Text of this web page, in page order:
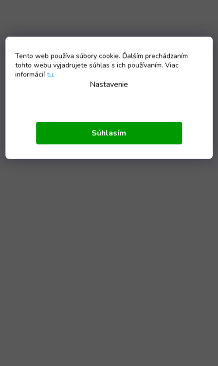
Tento web používa súbory cookie. Ďalším prechádzaním
tohto webu vyjadrujete súhlas s ich používaním. Viac
informáciítu.
Nastavenie
Súhlasím